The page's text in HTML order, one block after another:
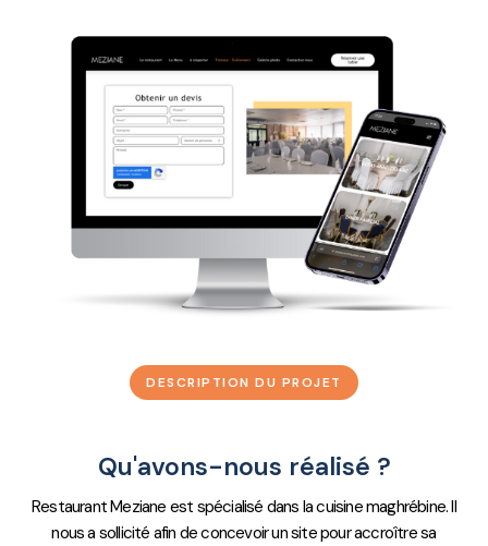
DESCRIPTION DU PROJET
Qu'avons-nous réalisé ?
Restaurant Meziane est spécialisé dans la cuisine maghrébine. Il
nous a sollicité afin de concevoir un site pour accroître sa